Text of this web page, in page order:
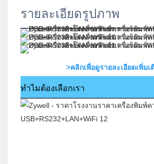
รายละเอียดรูปภาพ
>คลิกเพื่อดูรายละเอียดเพิ่มเ
ทำไมต้องเลือกเรา